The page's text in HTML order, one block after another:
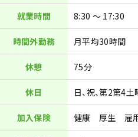
就業時間 8:30 ～ 17:30
時間外勤務 月平均30時間
休憩 75分
休日 日、祝、第2第4土
加入保険 健康 厚生 雇